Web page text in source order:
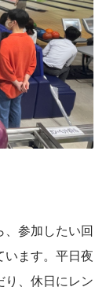
参加したい回
います。平日夜
り、休日にレン